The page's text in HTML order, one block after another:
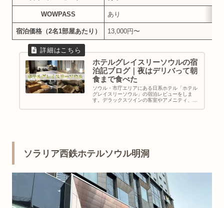
WOWPASS あり
宿泊価格（2名1部屋あたり） 13,000円〜
ホテルグレイスリーソウルの宿
泊記ブログ｜夜はデリバって朝
食まで食べた
ソウル・市庁エリアにある日系ホテル「ホテル
グレイスリーソウル」の宿泊レビューをしま
す。デラックスツインの客室やアメニティ、コ
ソラリア西鉄ホテルソウル明洞